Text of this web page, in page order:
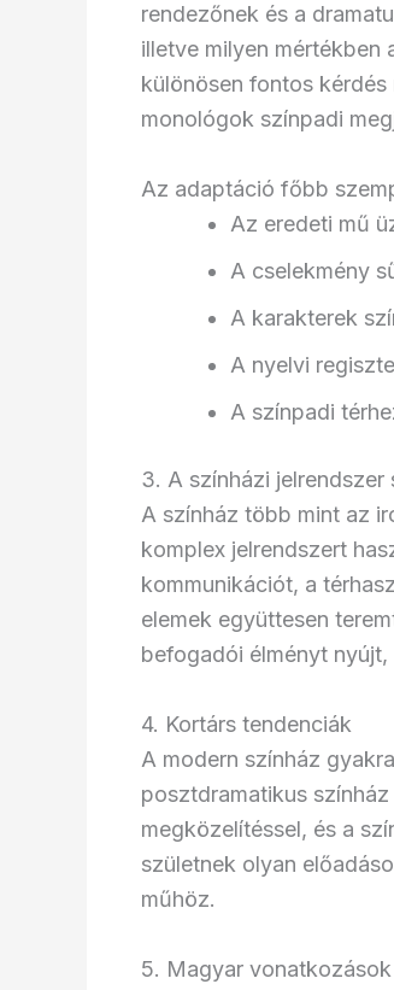
rendezőnek és a
illetve milyen mértékben
különösen fontos
monológok színpadi
Az adaptáció főbb
Az eredeti mű
A cselekmény
A karakterek
A nyelvi
A színpadi
3. A színházi jelrendszer
A színház több mint az
komplex jelrendszert
kommunikációt, a
elemek együttesen
befogadói élményt
4. Kortárs tendenciák
A modern színház
posztdramatikus
megközelítéssel, és a
születnek olyan
műhöz.
5. Magyar vonatkozások